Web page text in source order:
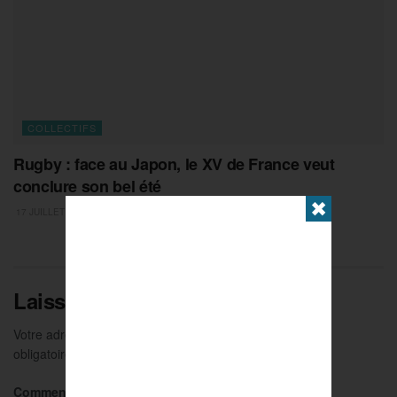
COLLECTIFS
Rugby : face au Japon, le XV de France veut
conclure son bel été
Laisser un commentaire
Votre adresse e-mail ne sera pas publiée.
obligatoires sont indiqués avec
Commentaire
✖